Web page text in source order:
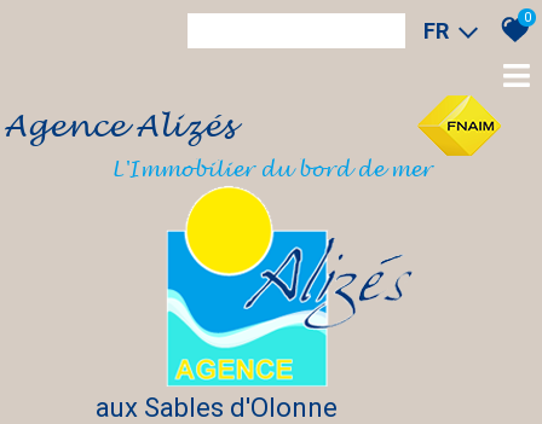
FR
0
aux Sables d'Olonne
Agence Alizés
L'Immobilier du bord de mer